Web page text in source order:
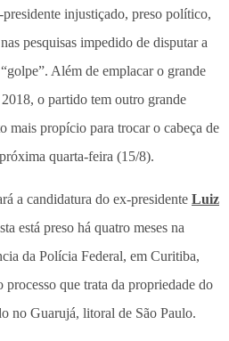
injustiçado, preso político,
pesquisas impedido de disputar a
Além de emplacar o grande
o partido tem outro grande
mais propício para trocar o cabeça de
quarta-feira (15/8).
a candidatura do ex-presidente Luiz
está preso há quatro meses na
da Polícia Federal, em Curitiba,
processo que trata da propriedade do
no Guarujá, litoral de São Paulo.